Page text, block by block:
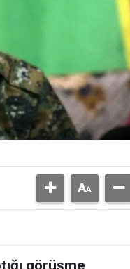
görüşme